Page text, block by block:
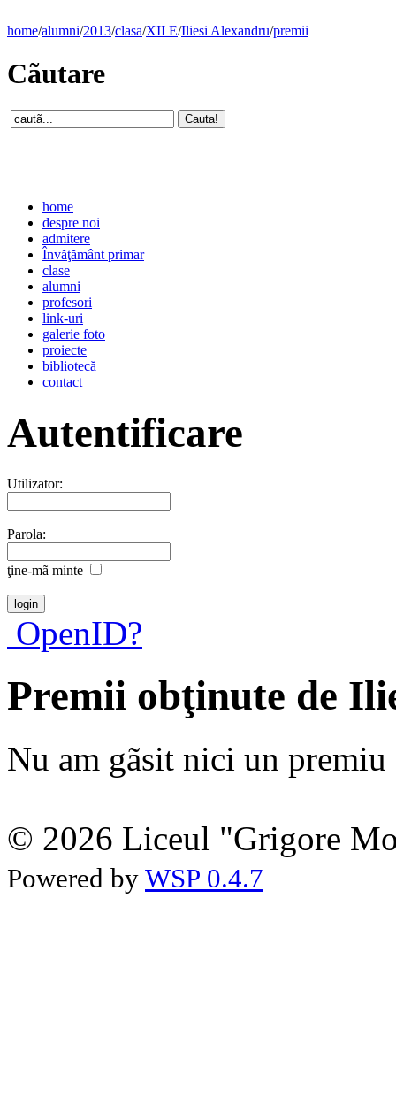
home/alumni/2013/clasa/XII E/Iliesi Alexandru/premii
Cãutare
home
despre noi
admitere
Învăţământ primar
clase
alumni
profesori
link-uri
galerie foto
proiecte
bibliotecă
contact
Autentificare
Utilizator:
Parola:
ţine-mã minte
OpenID?
Premii obţinute de
Nu am gãsit nici un premiu
© 2026 Liceul "Grigore
Powered by WSP 0.4.7